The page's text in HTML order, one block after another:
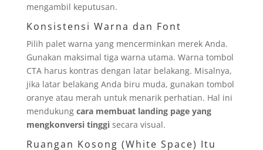
mengambil keputusan.
Konsistensi Warna dan Font
Pilih palet warna yang mencerminkan merek Anda.
Gunakan maksimal tiga warna utama. Warna tombol
CTA harus kontras dengan latar belakang. Misalnya,
jika latar belakang Anda biru muda, gunakan tombol
oranye atau merah untuk menarik perhatian. Hal ini
mendukung cara membuat landing page yang
mengkonversi tinggisecara visual.
Ruangan Kosong (White Space) Itu